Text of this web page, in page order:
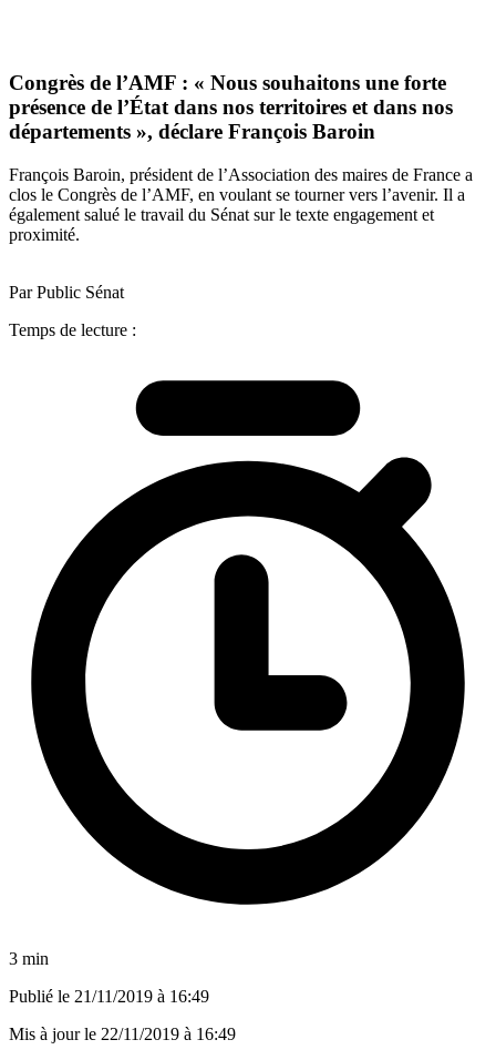
Congrès de l’AMF : « Nous souhaitons une forte
présence de l’État dans nos territoires et dans nos
départements », déclare François Baroin
François Baroin, président de l’Association des maires de France a
clos le Congrès de l’AMF, en voulant se tourner vers l’avenir. Il a
également salué le travail du Sénat sur le texte engagement et
proximité.
Par Public Sénat
Temps de lecture :
3 min
Publié le 21/11/2019 à 16:49
Mis à jour le 22/11/2019 à 16:49